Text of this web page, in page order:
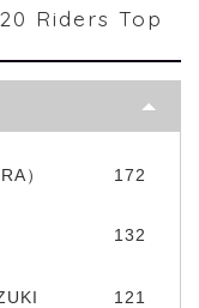
Riders Top
）
172
132
121